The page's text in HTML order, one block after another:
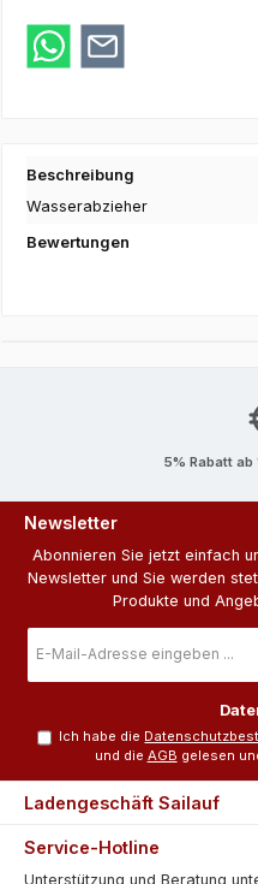
Beschreibung
Wasserabzieher
Bewertungen
5% Rabatt
Newsletter
Abonnieren Sie jetzt einfach
Newsletter und Sie werden
Produkte und
Mail-
Ich habe die
und die AGB gelesen
Service-Hotline
Unterstützung und Beratung
Ladengeschäft Sailauf